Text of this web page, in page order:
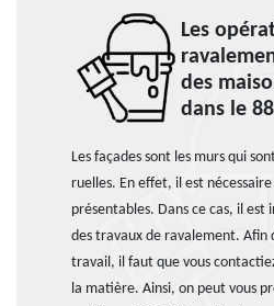
Les
des
dans le
Les façades sont les murs qui
ruelles. En effet, il est
présentables. Dans ce cas, il est
des travaux de ravalement. Afin
travail, il faut que vous
la matière. Ainsi, on peut vous